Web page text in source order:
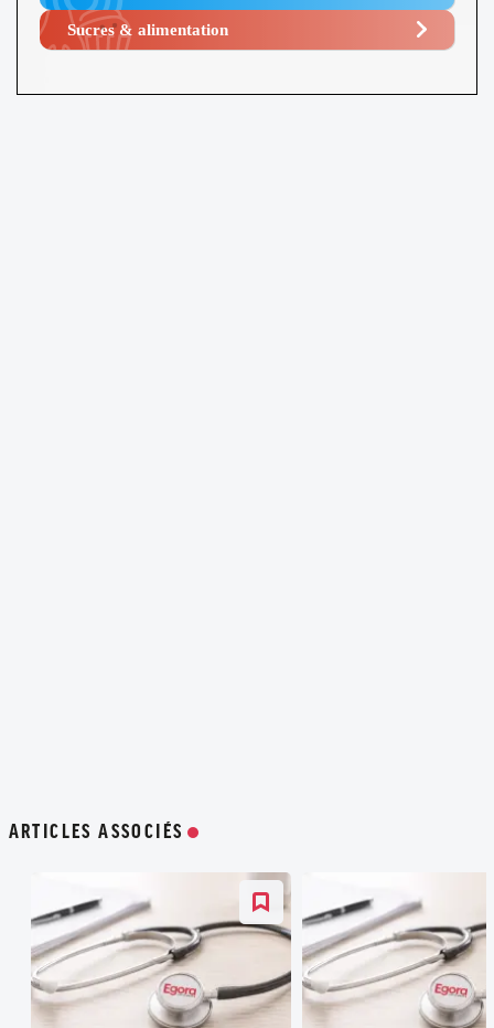
Sucres & alimentation​
ARTICLES ASSOCIÉS